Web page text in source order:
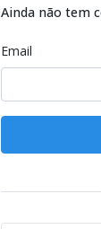
Ainda não tem
Email